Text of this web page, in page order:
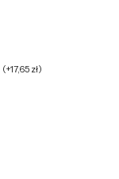
(+17,65 zł)